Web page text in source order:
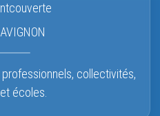
collectivités,
écoles.